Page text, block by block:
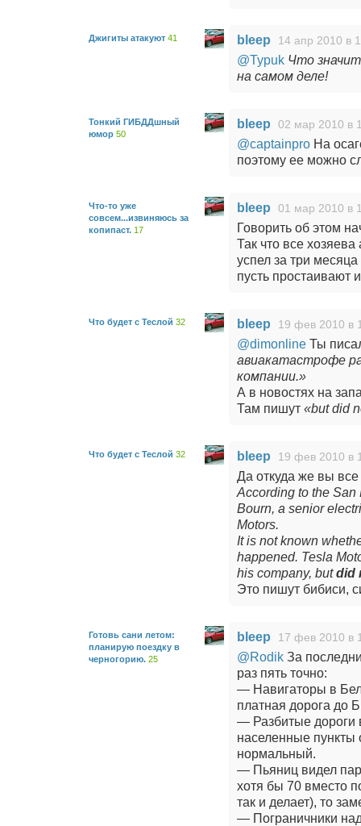
Джигиты атакуют 41 bleep 14 апр 2010 в
@Typuk Что
на самом деле!
Тонкий ГИБДДшный
юмор 50
bleep 02 мар 2010 в
@captainproНа
поэтому ее можно
Что-то уже
совсем...извиняюсь за
копипаст. 17
bleep 01 мар 2010 в
Говорить об этом
Так что все
успел за три
пусть простаивают
Что будет с Теслой 32 bleep 19 фев 2010 в
@dimonlineТы
авиакатастрофе
компании.»
А в новостях на
Там пишут «but did
Что будет с Теслой 32 bleep 19 фев 2010 в
Да откуда же вы
According to the
Bourn, a senior
Motors.
It is not known
happened. Tesla
his company, butdid
Это пишут бибиси,
Готовь сани летом:
планирую поездку в
черногорию. 25
bleep 17 фев 2010 в
@RodikЗа
раз пять точно:
— Навигаторы в
платная дорога до
— Разбитые дороги
населенные пункты
нормальный.
— Пьяниц видел
хотя бы 70 вместо
так и делает), то
— Пограничники